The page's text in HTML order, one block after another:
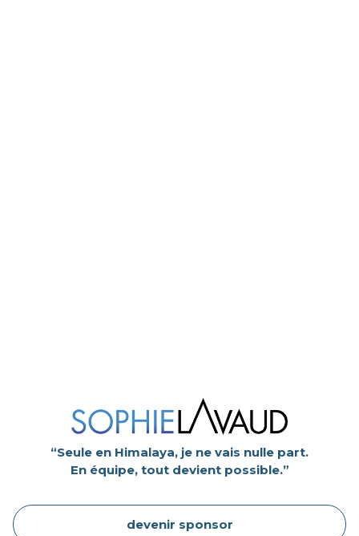
“Seule en Himalaya, je ne vais nulle part.
En équipe, tout devient possible.”
devenir sponsor